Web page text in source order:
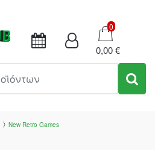
Καλάθι
0
0,00 €
New Retro Games